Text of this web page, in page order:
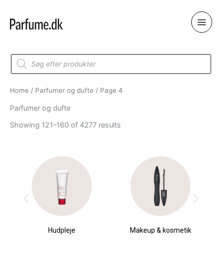
content
Products
search
Home / Parfumer og dufte / Page 4
Parfumer og dufte
Showing 121–160 of 4277 results
Hudpleje Makeup & kosmetik